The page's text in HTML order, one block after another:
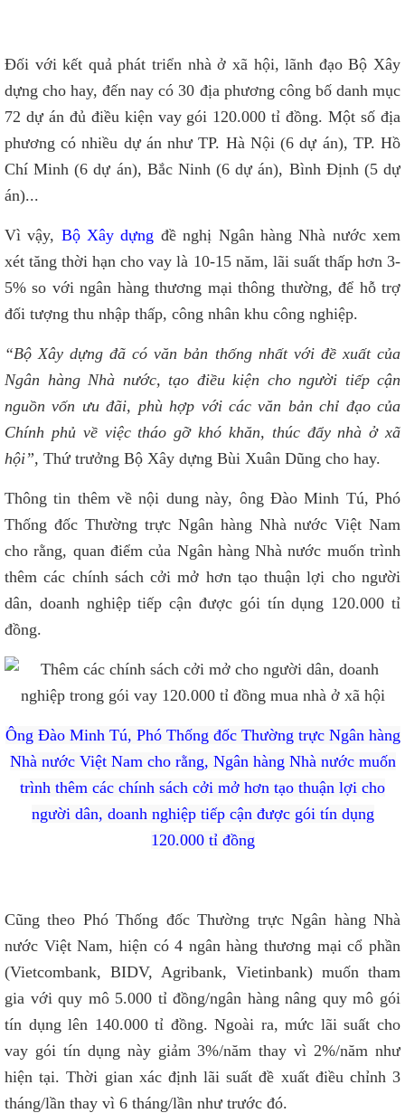
Đối với kết quả phát triển nhà ở xã hội, lãnh đạo Bộ Xây
dựng cho hay, đến nay có 30 địa phương công bố danh mục
72 dự án đủ điều kiện vay gói 120.000 tỉ đồng. Một số địa
phương có nhiều dự án như TP. Hà Nội (6 dự án), TP. Hồ
Chí Minh (6 dự án), Bắc Ninh (6 dự án), Bình Định (5 dự
án)...
Vì vậy, Bộ Xây dựng đề nghị Ngân hàng Nhà nước xem
xét tăng thời hạn cho vay là 10-15 năm, lãi suất thấp hơn 3-
5% so với ngân hàng thương mại thông thường, để hỗ trợ
đối tượng thu nhập thấp, công nhân khu công nghiệp.
“Bộ Xây dựng đã có văn bản thống nhất với đề xuất của
Ngân hàng Nhà nước, tạo điều kiện cho người tiếp cận
nguồn vốn ưu đãi, phù hợp với các văn bản chỉ đạo của
Chính phủ về việc tháo gỡ khó khăn, thúc đẩy nhà ở xã
hội”, Thứ trưởng Bộ Xây dựng Bùi Xuân Dũng cho hay.
Thông tin thêm về nội dung này, ông Đào Minh Tú, Phó
Thống đốc Thường trực Ngân hàng Nhà nước Việt Nam
cho rằng, quan điểm của Ngân hàng Nhà nước muốn trình
thêm các chính sách cởi mở hơn tạo thuận lợi cho người
dân, doanh nghiệp tiếp cận được gói tín dụng 120.000 tỉ
đồng.
Ông Đào Minh Tú, Phó Thống đốc Thường trực Ngân hàng
Nhà nước Việt Nam cho rằng, Ngân hàng Nhà nước muốn
trình thêm các chính sách cởi mở hơn tạo thuận lợi cho
người dân, doanh nghiệp tiếp cận được gói tín dụng
120.000 tỉ đồng
Cũng theo Phó Thống đốc Thường trực Ngân hàng Nhà
nước Việt Nam, hiện có 4 ngân hàng thương mại cổ phần
(Vietcombank, BIDV, Agribank, Vietinbank) muốn tham
gia với quy mô 5.000 tỉ đồng/ngân hàng nâng quy mô gói
tín dụng lên 140.000 tỉ đồng. Ngoài ra, mức lãi suất cho
vay gói tín dụng này giảm 3%/năm thay vì 2%/năm như
hiện tại. Thời gian xác định lãi suất đề xuất điều chỉnh 3
tháng/lần thay vì 6 tháng/lần như trước đó.